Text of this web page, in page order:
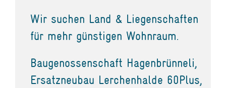
Wir suchen Land & Liegenschaften
für mehr günstigen Wohnraum.
Baugenossenschaft Hagenbrünneli,
Ersatzneubau Lerchenhalde 60Plus,